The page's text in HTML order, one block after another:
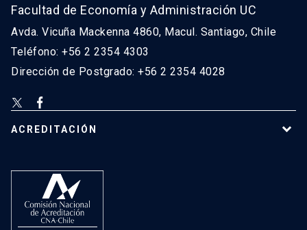
Facultad de Economía y Administración UC
Avda. Vicuña Mackenna 4860, Macul. Santiago, Chile
Teléfono: +56 2 2354 4303
Dirección de Postgrado: +56 2 2354 4028
ACREDITACIÓN